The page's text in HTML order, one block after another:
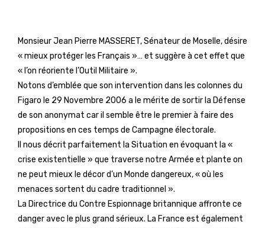
Monsieur Jean Pierre MASSERET, Sénateur de Moselle, désire
« mieux protéger les Français »… et suggère à cet effet que
« l’on réoriente l’Outil Militaire ».
Notons d’emblée que son intervention dans les colonnes du
Figaro le 29 Novembre 2006 a le mérite de sortir la Défense
de son anonymat car il semble être le premier à faire des
propositions en ces temps de Campagne électorale.
Il nous décrit parfaitement la Situation en évoquant la «
crise existentielle » que traverse notre Armée et plante on
ne peut mieux le décor d’un Monde dangereux, « où les
menaces sortent du cadre traditionnel ».
La Directrice du Contre Espionnage britannique affronte ce
danger avec le plus grand sérieux. La France est également